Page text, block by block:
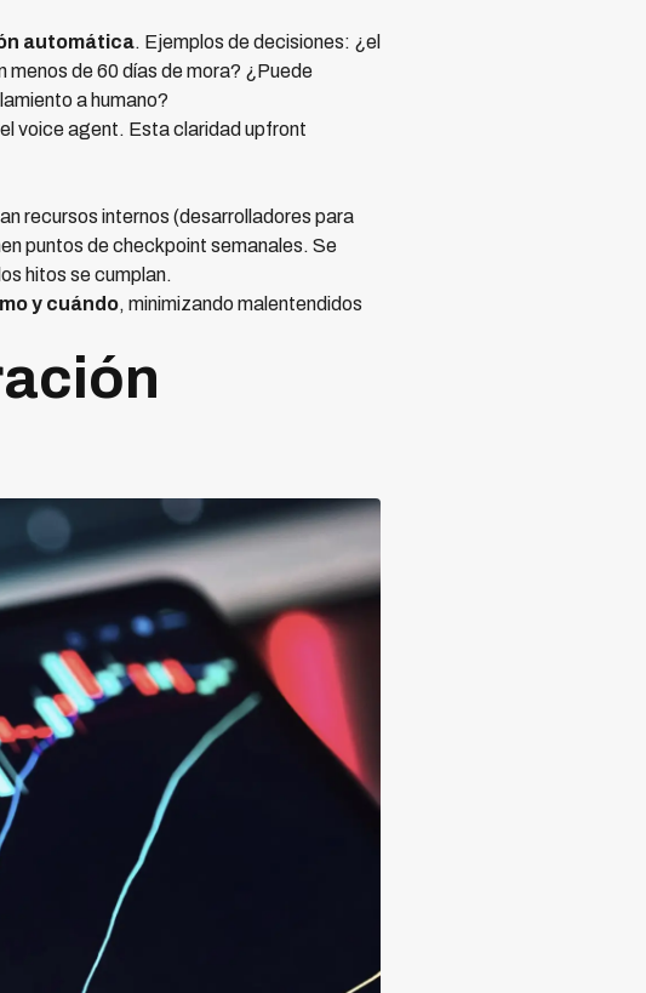
automática. Ejemplos de decisiones: ¿el
de 60 días de mora? ¿Puede
a humano?
voice agent. Esta claridad upfront
recursos internos (desarrolladores para
puntos de checkpoint semanales. Se
hitos se cumplan.
y cuándo, minimizando malentendidos